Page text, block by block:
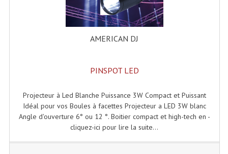
Micros De Studio
Microphones De Surface
Portes Voix Mégaphones
Pupitre Pour Discours
AMERICAN DJ
PINSPOT LED
Projecteur à Led Blanche Puissance 3W Compact et Puissant
Idéal pour vos Boules à facettes Projecteur a LED 3W blanc
Angle d'ouverture 6° ou 12 °. Boitier compact et high-tech en -
cliquez-ici pour lire la suite...